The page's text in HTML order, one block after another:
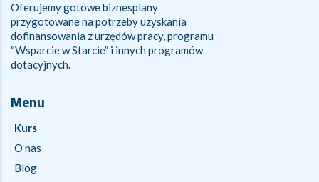
Oferujemy gotowe biznesplany
przygotowane na potrzeby uzyskania
dofinansowania z urzędów pracy, programu
“Wsparcie w Starcie” i innych programów
dotacyjnych.
Menu
Kurs
O nas
Blog